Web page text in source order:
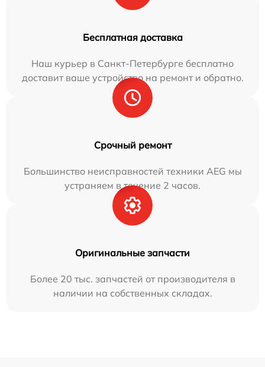
Бесплатная доставка
Наш курьер в Санкт-Петербурге бесплатно
доставит ваше устройство на ремонт и обратно.
Срочный ремонт
Большинство неисправностей техники AEG мы
устраняем в течение 2 часов.
Оригинальные запчасти
Более 20 тыс. запчастей от производителя в
наличии на собственных складах.